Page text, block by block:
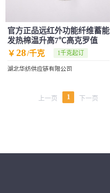
官方正品远红外功能纤维蓄能
发热棉温升高7℃高克罗值
￥ 28/千克 1千克起订
湖北华纺供应链有限公司
上一页 1 下一页